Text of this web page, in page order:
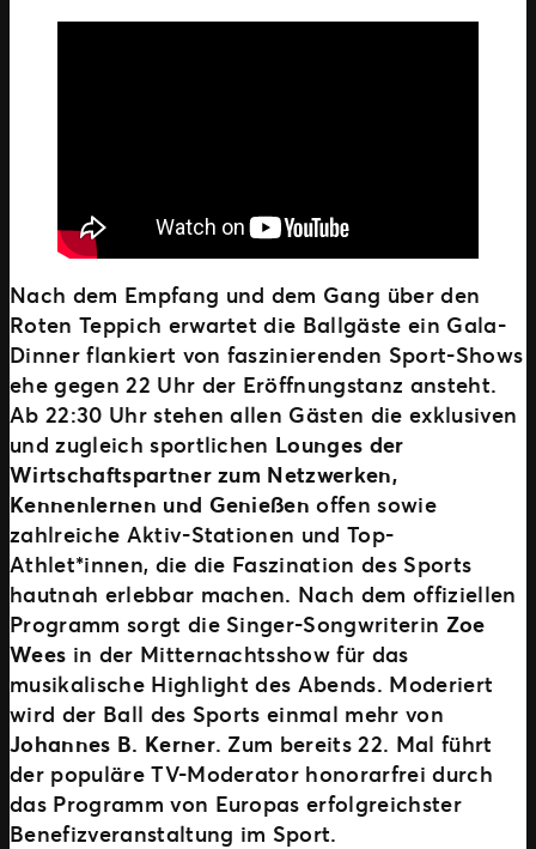
Nach dem Empfang und dem Gang über den
Roten Teppich erwartet die Ballgäste ein Gala-
Dinner flankiert von faszinierenden Sport-Shows
ehe gegen 22 Uhr der Eröffnungstanz ansteht.
Ab 22:30 Uhr stehen allen Gästen die exklusiven
und zugleich sportlichen Lounges der
Wirtschaftspartner zum Netzwerken,
Kennenlernen und Genießen offen sowie
zahlreiche Aktiv-Stationen und Top-
Athlet*innen, die die Faszination des Sports
hautnah erlebbar machen. Nach dem offiziellen
Programm sorgt die Singer-Songwriterin Zoe
Wees in der Mitternachtsshow für das
musikalische Highlight des Abends. Moderiert
wird der Ball des Sports einmal mehr von
Johannes B. Kerner. Zum bereits 22. Mal führt
der populäre TV-Moderator honorarfrei durch
das Programm von Europas erfolgreichster
Benefizveranstaltung im Sport.